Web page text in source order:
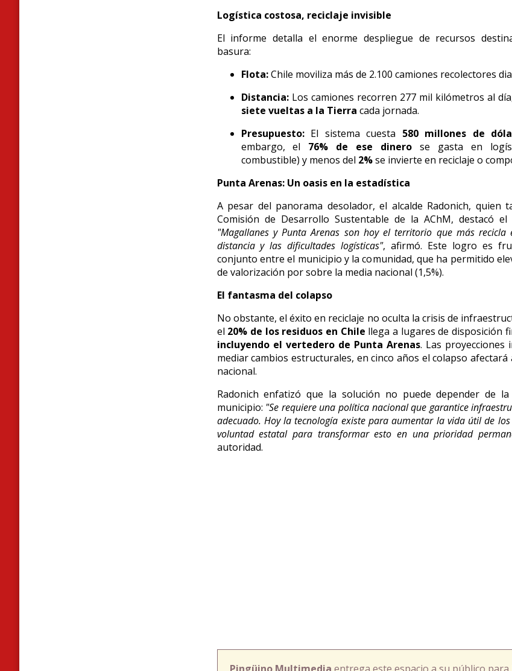
Logística costosa, reciclaje invisible
El informe detalla el enorme despliegue de recursos
basura:
Flota:Chile moviliza más de 2.100 camiones recolectores
Distancia:Los camiones recorren 277 mil kilómetros al
siete vueltas a la Tierra cada jornada.
Presupuesto:El sistema cuesta 580 millones de
embargo, el 76% de ese dinero se gasta en
combustible) y menos del 2%se invierte en reciclaje o
Punta Arenas: Un oasis en la estadística
A pesar del panorama desolador, el alcalde Radonich, quien
Comisión de Desarrollo Sustentable de la AChM, destacó el
"Magallanes y Punta Arenas son hoy el territorio que más recicla
distancia y las dificultades logísticas", afirmó. Este logro es
conjunto entre el municipio y la comunidad, que ha permitido
de valorización por sobre la media nacional (1,5%).
El fantasma del colapso
No obstante, el éxito en reciclaje no oculta la crisis de
el 20% de los residuos en Chile llega a lugares de disposición
incluyendo el vertedero de Punta Arenas. Las proyecciones
mediar cambios estructurales, en cinco años el colapso afectará
nacional.
Radonich enfatizó que la solución no puede depender de
municipio: "Se requiere una política nacional que garantice
adecuado. Hoy la tecnología existe para aumentar la vida útil de
voluntad estatal para transformar esto en una prioridad
autoridad.